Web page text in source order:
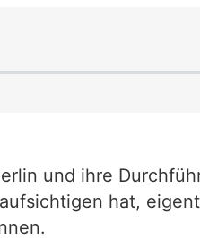
und ihre
hat,